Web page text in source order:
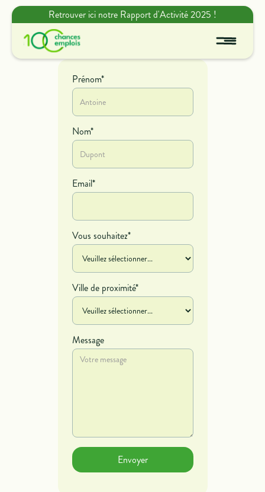
Retrouver ici notre Rapport d'Activité 2025 !
Prénom*
Nom*
Email*
Vous souhaitez*
Ville de proximité*
Message